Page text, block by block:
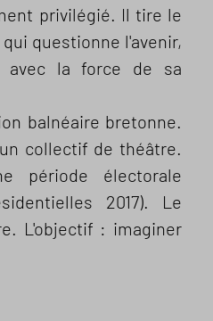
privilégié. Il tire le
questionne l'avenir,
avec la force de sa
balnéaire bretonne.
collectif de théâtre.
période électorale
2017). Le
L'objectif : imaginer